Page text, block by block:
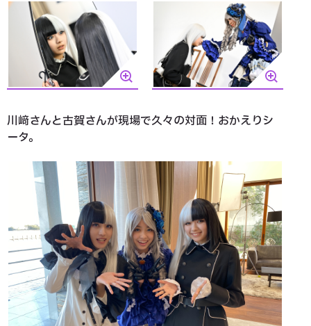
川﨑さんと古賀さんが現場で久々の対面！おかえりシ
ータ。